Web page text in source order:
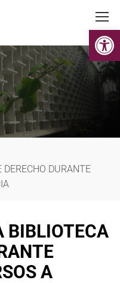
DERECHO DURANTE
BIBLIOTECA
A